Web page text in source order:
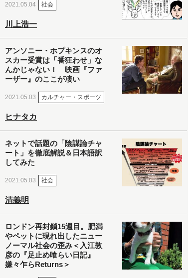
2021.05.04 社会
川上浩一
アンソニー・ホプキンスのオ
スカー受賞は「番狂わせ」な
んかじゃない！ 映画『ファ
ーザー』のここが凄い
2021.05.03 カルチャー・スポーツ
ヒナタカ
ネットで話題の「陰謀論チャ
ート」を徹底解説＆日本語訳
してみた
2021.05.03 社会
清義明
ロンドン再封鎖15週目。肥満
やペットに現れ出したニュー
ノーマル社会の歪み＜入江敦
彦の『足止め喰らい日記』
嫌々乍らReturns＞